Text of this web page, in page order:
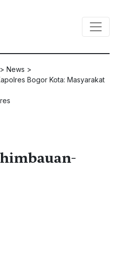
> News >
Bogor Kota: Masyarakat